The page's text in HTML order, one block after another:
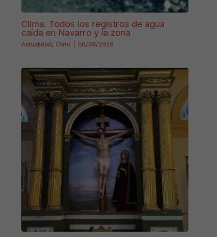
Clima. Todos los registros de agua
caída en Navarro y la zona
Actualidad, Clima 06/08/2026